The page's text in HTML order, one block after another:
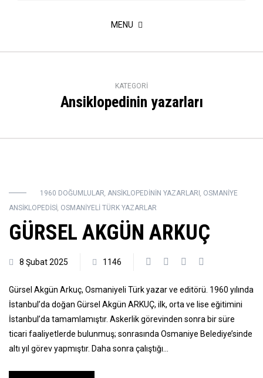
MENU
KATEGORI
Ansiklopedinin yazarları
1960 DOĞUMLULAR, ANSIKLOPEDININ YAZARLARI , OSMANIYE
ANSIKLOPEDISI, OSMANIYELI TÜRK YAZARLAR
GÜRSEL AKGÜN ARKUÇ
8 Şubat 2025 1146
Gürsel Akgün Arkuç, Osmaniyeli Türk yazar ve editörü. 1960 yılında
İstanbul’da doğan Gürsel Akgün ARKUÇ, ilk, orta ve lise eğitimini
İstanbul’da tamamlamıştır. Askerlik görevinden sonra bir süre
ticari faaliyetlerde bulunmuş; sonrasında Osmaniye Belediye’sinde
altı yıl görev yapmıştır. Daha sonra çalıştığı…